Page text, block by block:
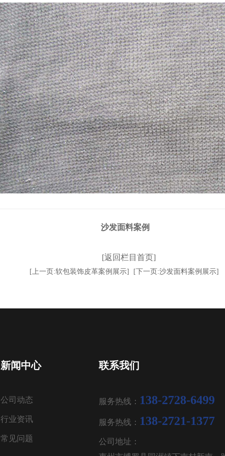
沙发面料案例
[返回栏目首页]
[上一页:软包装饰皮革案例展示] [下一页:沙发面料案例展示]
新闻中心
公司动态
行业资讯
常见问题
联系我们
服务热线： 138-2728-6499
服务热线： 138-2721-1377
公司地址：